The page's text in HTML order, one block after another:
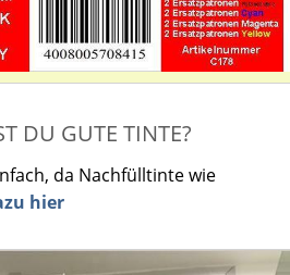
DU GUTE TINTE?
da Nachfülltinte wie
hier